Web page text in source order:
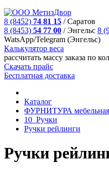
8 (8452) 74 81 15 /Саратов
8 (8453) 54 77 00 /Энгельс 8
WatsApp/Telegram (Энгельс)
Калькулятор веса
рассчитать массу заказа по
Скачать прайс
Бесплатная доставка
Каталог
ФУРНИТУРА
10_Ручки
Ручки рейлинги
Ручки